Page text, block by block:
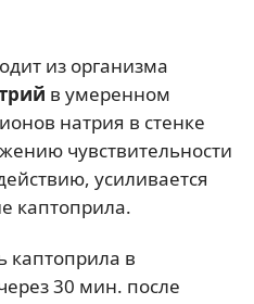
из организма
в умеренном
натрия в стенке
чувствительности
усиливается
каптоприла.
каптоприла в
30 мин. после